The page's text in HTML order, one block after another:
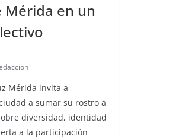
Mérida en un
Mérida invita a
a sumar su rostro a
diversidad, identidad
a la participación